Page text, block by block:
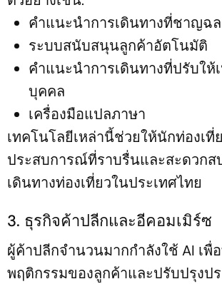
คำแนะนำการเดินทางที่ชาญฉ
ระบบสนับสนุนลูกค้าอัตโนมัติ
คำแนะนำการเดินทางที่ปรับให้
บุคคล
เครื่องมือแปลภาษา
เทคโนโลยีเหล่านี้ช่วยให้นักท่องเที่
ประสบการณ์ที่ราบรื่นและสะดวก
เดินทางท่องเที่ยวในประเทศไทย
3. ธุรกิจค้าปลีกและอีคอมเมิร์ซ
ผู้ค้าปลีกจำนวนมากกำลังใช้ AI เพื่
พฤติกรรมของลูกค้าและปรับปรุงป